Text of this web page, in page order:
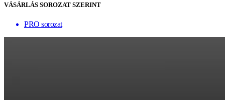
VÁSÁRLÁS SOROZAT SZERINT
PRO sorozat